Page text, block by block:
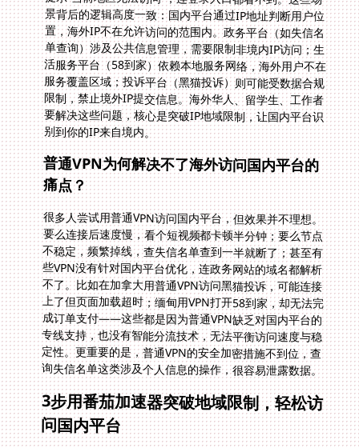
别到你的IP来自境内。
普通VPN为何解决不了海外访问国内平台的
痛点？
很多人尝试用普通VPN访问国内平台，但效果并不理想。
要么连接后速度慢，看个短视频都卡顿半分钟；要么节点
不稳定，频繁掉线，查失信名单查到一半就断了；甚至有
些VPN没有针对国内平台优化，连政务网站的域名都解析
不了。比如在加拿大用普通VPN访问黑猫投诉，可能连接
上了但页面加载超时；缅甸用VPN打开58到家，却无法完
成订单支付——这些都是因为普通VPN缺乏对国内平台的
专线支持，也没有智能分流技术，无法平衡访问速度与稳
定性。更重要的是，普通VPN的安全加密措施不到位，查
询失信名单这类涉及个人信息的操作，很容易泄露数据。
3步用番茄加速器突破地域限制，轻松访
问国内平台